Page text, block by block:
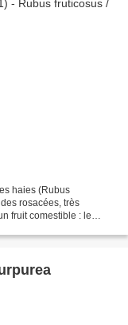
haies (Rubus
rosacées, très
fruit comestible : le